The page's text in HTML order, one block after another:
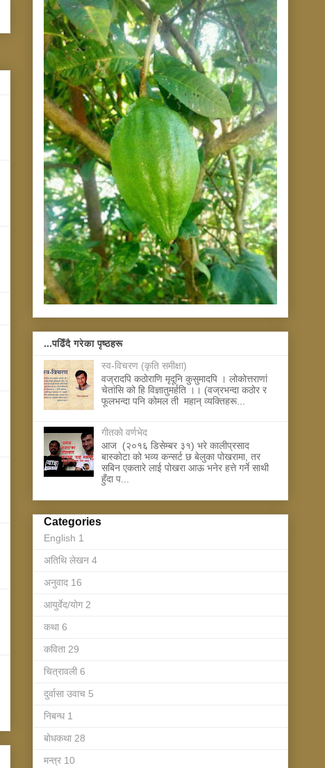
...पढिँदै गरेका पृष्ठहरू
स्व-विचरण (कृति समीक्षा)
वज्रादपि कठोराणि मृदूनि कुसुमादपि । लोकोत्तराणां
चेतांसि को हि विज्ञातुमर्हति ।। (वज्रभन्दा कठोर र
फूलभन्दा पनि कोमल ती महान् व्यक्तिहरू...
गीतकाे वर्णभेद
आज (२०१६ डिसेम्बर ३१) भरे कालीप्रसाद
बास्काेटा को भव्य कन्सर्ट छ बेलुका पोखरामा, तर
सबिन एकतारे लाई पोखरा आऊ भनेर हत्ते गर्ने साथी
हुँदा प...
Categories
English 1
अतिथि लेखन 4
अनुवाद 16
आयुर्वेद/याेग 2
कथा 6
कविता 29
चित्रावली 6
दुर्वासा उवाच 5
निबन्ध 1
बोधकथा 28
मन्त्र 10